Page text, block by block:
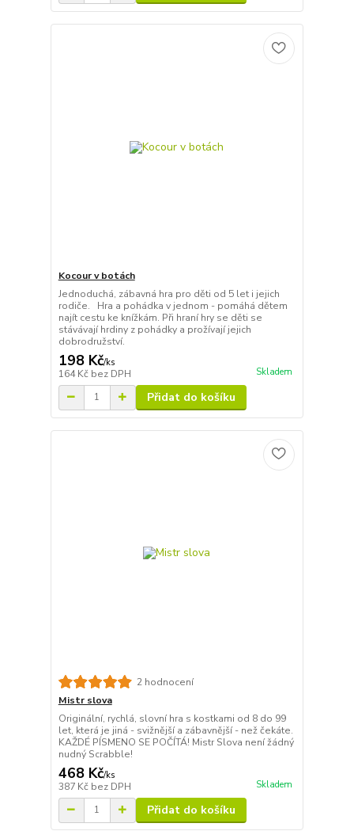
Kocour v botách
Jednoduchá, zábavná hra pro děti od 5 let i jejich
rodiče. Hra a pohádka v jednom - pomáhá dětem
najít cestu ke knížkám. Při hraní hry se děti se
stávávají hrdiny z pohádky a prožívají jejich
dobrodružství.
198 Kč/ks
164 Kč bez DPH Skladem
Přidat do košíku
2 hodnocení
Mistr slova
Originální, rychlá, slovní hra s kostkami od 8 do 99
let, která je jiná - svižnější a zábavnější - než čekáte.
KAŽDÉ PÍSMENO SE POČÍTÁ! Mistr Slova není žádný
nudný Scrabble!
468 Kč/ks
387 Kč bez DPH Skladem
Přidat do košíku